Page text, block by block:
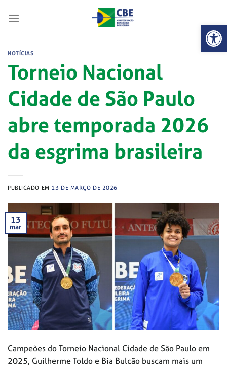
Abrir
NOTÍCIAS
Torneio Nacional
Cidade de São Paulo
abre temporada 2026
da esgrima brasileira
PUBLICADO EM 13 DE MARÇO DE 2026
13
mar
Campeões do Torneio Nacional Cidade de São Paulo em
2025, Guilherme Toldo e Bia Bulcão buscam mais um